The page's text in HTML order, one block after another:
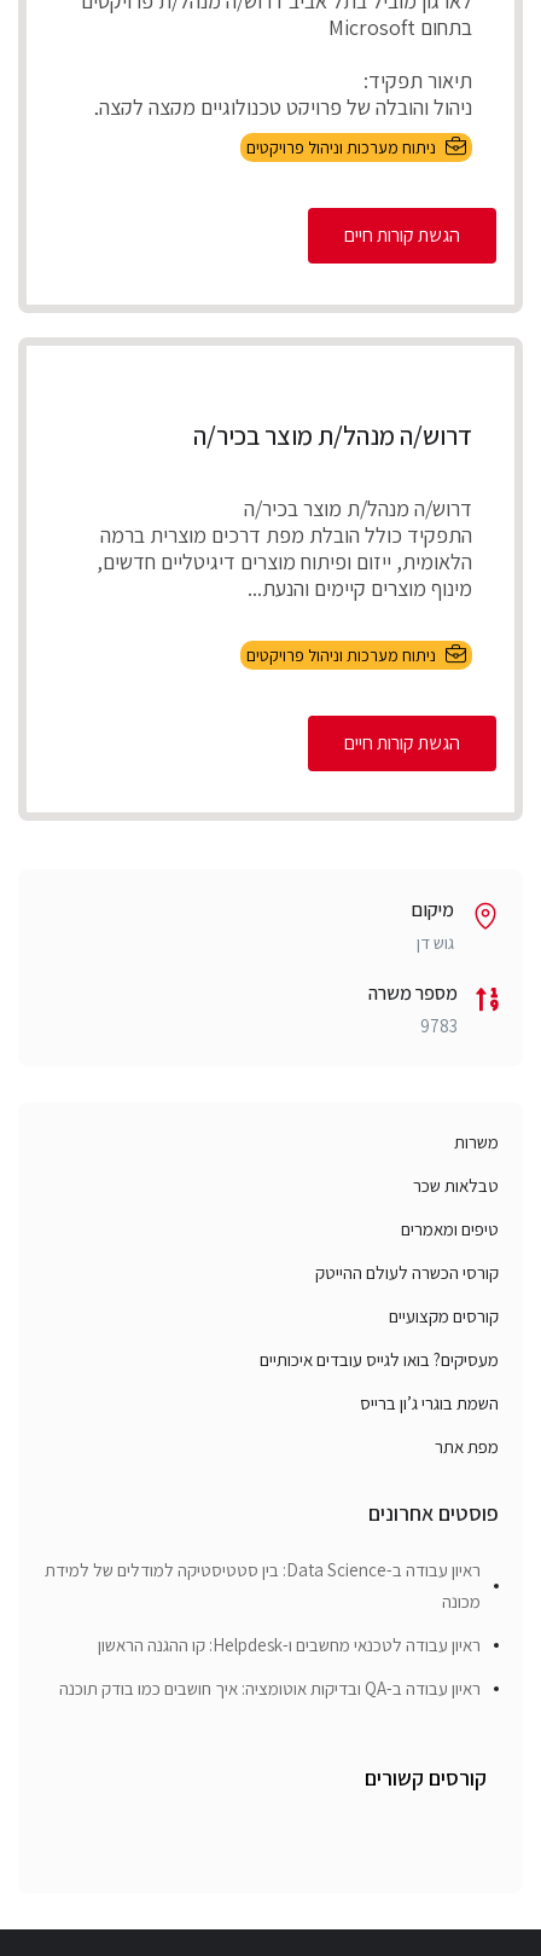
בתחום Microsoft
תיאור תפקיד:
ניהול והובלה של פרויקט טכנולוגיים מקצה לקצה,
אפיון דרישות בהתא...
ניתוח מערכות וניהול פרויקטים
הגשת קורות חיים
דרוש/ה מנהל/ת מוצר בכיר/ה
דרוש/ה מנהל/ת מוצר בכיר/ה
התפקיד כולל הובלת מפת דרכים מוצרית ברמה
הלאומית, ייזום ופיתוח מוצרים דיגיטליים חדשים,
מינוף מוצרים קיימים והנעת...
ניתוח מערכות וניהול פרויקטים
הגשת קורות חיים
מיקום
גוש דן
מספר משרה
9783
משרות
טבלאות שכר
טיפים ומאמרים
קורסי הכשרה לעולם ההייטק
קורסים מקצועיים
מעסיקים? בואו לגייס עובדים איכותיים
השמת בוגרי ג’ון ברייס
מפת אתר
פוסטים אחרונים
ראיון עבודה ב-Data Science: בין סטטיסטיקה למודלים של למידת
מכונה
ראיון עבודה לטכנאי מחשבים ו-Helpdesk: קו ההגנה הראשון
ראיון עבודה ב-QA ובדיקות אוטומציה: איך חושבים כמו בודק תוכנה
קורסים קשורים